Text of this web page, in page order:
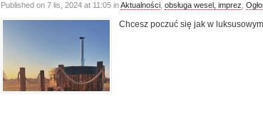
Published on 7 lis, 2024 at 11:05 inAktualności obsługa wesel, imprez
Chcesz poczuć się jak w